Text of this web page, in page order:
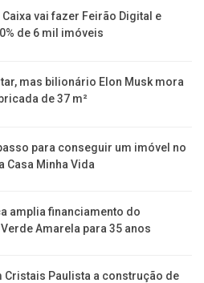
vai fazer Feirão Digital e
de 6 mil imóveis
mas bilionário Elon Musk mora
de 37 m²
para conseguir um imóvel no
Casa Minha Vida
amplia financiamento do
Amarela para 35 anos
Cristais Paulista a construção de